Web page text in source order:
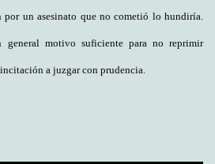
por un asesinato que no cometió lo hundiría.
motivo suficiente para no reprimir
a juzgar con prudencia.